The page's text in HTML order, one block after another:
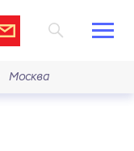
Москва